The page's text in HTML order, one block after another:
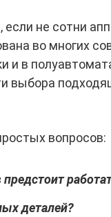
не сотни
во многих
и в
выбора
вопросов:
деталей?